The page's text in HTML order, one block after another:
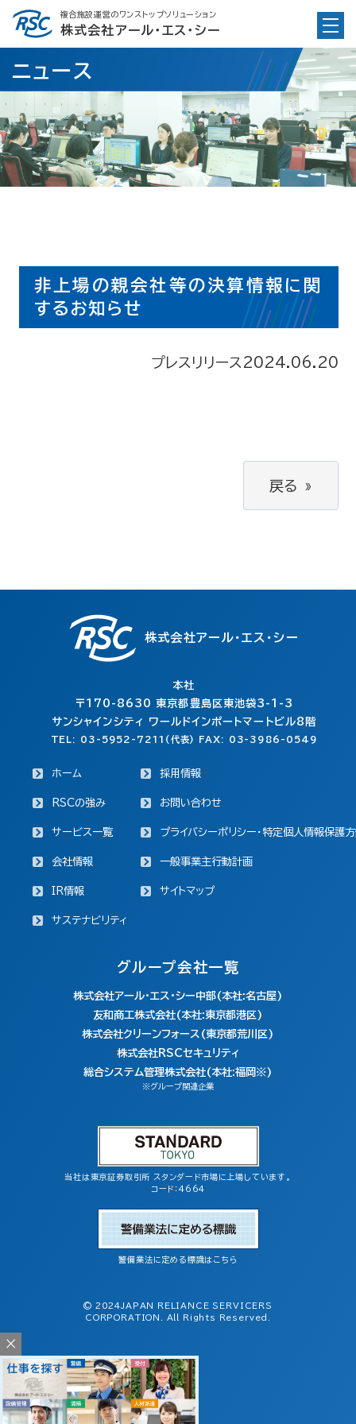
Skip
content
複合施設運営のワンストップソリューション
株式会社アール・エス・シー
ニュース
非上場の親会社等の決算情報に関
するお知らせ
プレスリリース 2024.06.20
戻る »
×
株式会社アール・エス・シー
本社
〒170-8630東京都豊島区東池袋3-1-3
サンシャインシティ ワールドインポートマートビル8階
TEL: 03-5952-7211(代表) FAX: 03-3986-0549
ホーム
RSCの強み
サービス一覧
会社情報
IR情報
サステナビリティ
採用情報
お問い合わせ
プライバシーポリシー・特定個人情報保護
一般事業主行動計画
サイトマップ
グループ会社一覧
株式会社アール・エス・シー中部(本社:名古屋)
友和商工株式会社(本社:東京都港区)
株式会社クリーンフォース(東京都荒川区)
株式会社RSCセキュリティ
総合システム管理株式会社(本社:福岡※)
※グループ関連企業
当社は東京証券取引所 スタンダード市場に上場しています。
コード：4664
警備業法に定める標識はこちら
© 2024JAPAN RELIANCE SERVICERS
CORPORATION. All Rights Reserved.